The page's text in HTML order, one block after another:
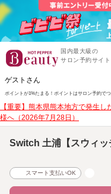
国内最大級の
サロン予約サイト
ゲストさん
ポイントが1%たまる！ ポイントはサロン予約でつ
【重要】熊本県熊本地方で発生
様へ（2026年7月28日）
Switch 土浦【スウィッ
スマート支払いOK